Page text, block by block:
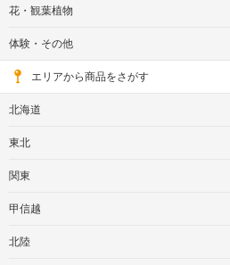
花・観葉植物
体験・その他
エリアから商品をさがす
北海道
東北
関東
甲信越
北陸